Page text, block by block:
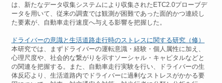
は、新たなデータ収集システムにより収集されたETC2.0プローブデ
ータを用いて、従来の調査では観測が困難であった面的かつ連続し
た要素が、自動車走行速度へ与える影響を把握した。
ドライバーの意識と生活道路走行時のストレスに関する研究（修）
本研究では、まずドライバーの運転意識・経験・個人属性に加え、
心理尺度や、社会的な繋がりを示すソーシャル・キャピタルなどと
の関連を把握する。また、自動車走行実験を行い、ドライバーの生
体反応より、生活道路内でドライバーに過剰なストレスがかかる要